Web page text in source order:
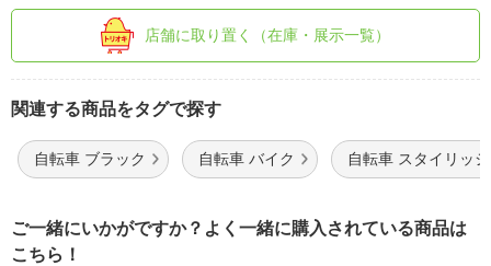
店舗に取り置く（在庫・展示一覧）
関連する商品をタグで探す
自転車 ブラック 自転車 バイク 自転車 スタイリッ
ご一緒にいかがですか？よく一緒に購入されている商品は
こちら！